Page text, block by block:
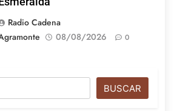
Radio Cadena
08/08/2026 0
BUSCAR